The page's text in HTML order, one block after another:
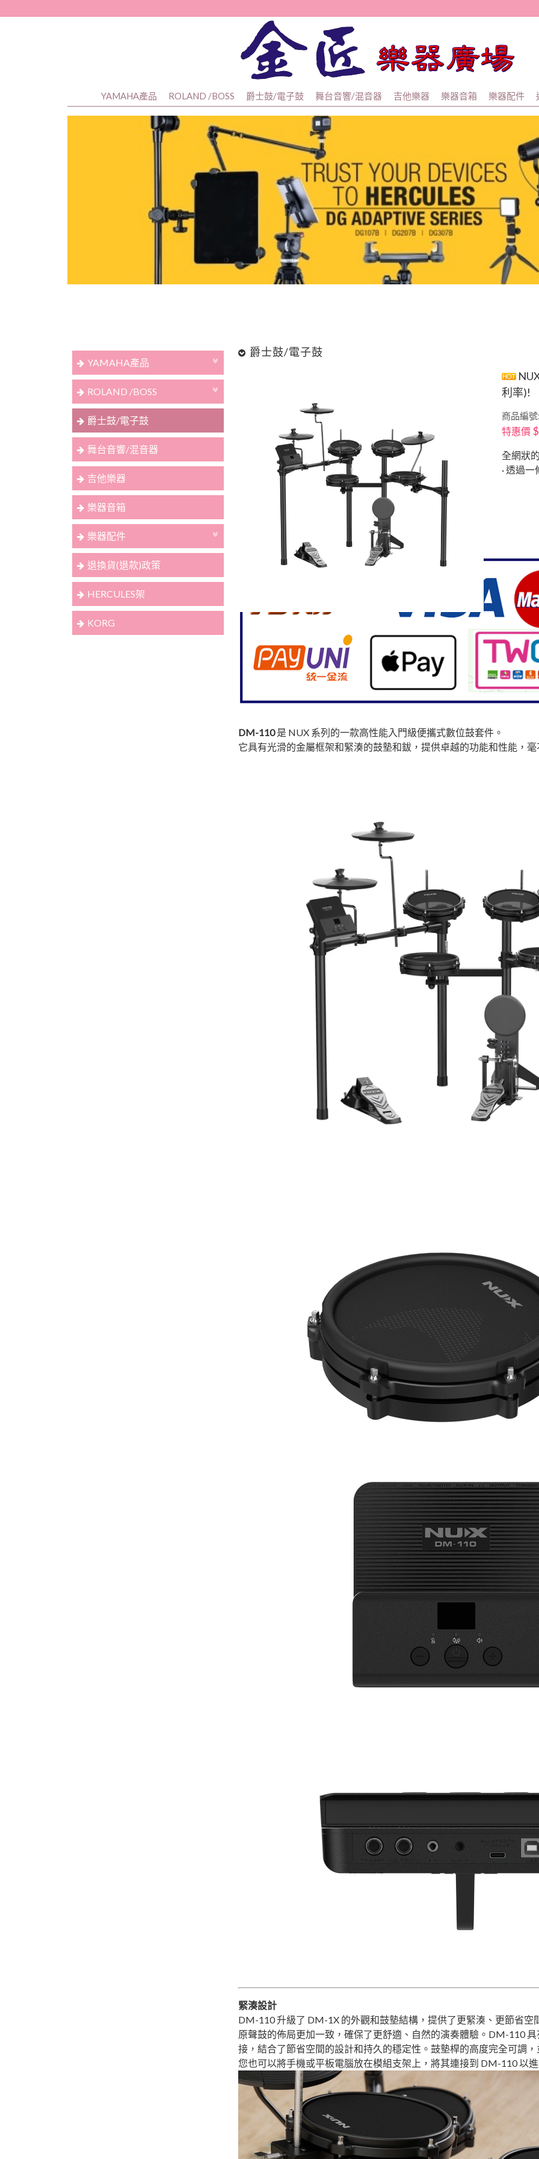
YAMAHA產品 ROLAND /BOSS 爵士鼓/電子鼓 舞台音響/混音器 吉他樂器 樂器音箱 樂器配件
YAMAHA產品
ROLAND /BOSS
爵士鼓/電子鼓
舞台音響/混音器
吉他樂器
樂器音箱
樂器配件
退換貨(退款)政策
HERCULES架
KORG
爵士鼓/電子鼓
利率)!
商品編
特惠價
全網狀
· 透過
DM-110是 NUX 系列的一款高性能入門級便攜式數位鼓套件。
它具有光滑的金屬框架和緊湊的鼓墊和鈸，提供卓越的功能和性能，
緊湊設計
DM-110 升級了 DM-1X 的外觀和鼓墊結構，提供了更緊湊、更節省
原聲鼓的佈局更加一致，確保了更舒適、自然的演奏體驗。DM-110
接，結合了節省空間的設計和持久的穩定性。鼓墊桿的高度完全可調
您也可以將手機或平板電腦放在模組支架上，將其連接到 DM-110 以